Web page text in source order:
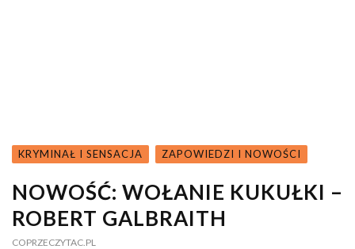
KRYMINAŁ I SENSACJA ZAPOWIEDZI I NOWOŚCI
NOWOŚĆ: WOŁANIE KUKUŁKI –
ROBERT GALBRAITH
COPRZECZYTAC.PL